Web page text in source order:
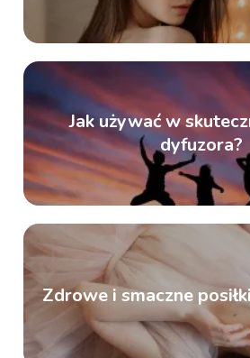
Jak używać w
dyfuzora?
Zdrowe i smaczne